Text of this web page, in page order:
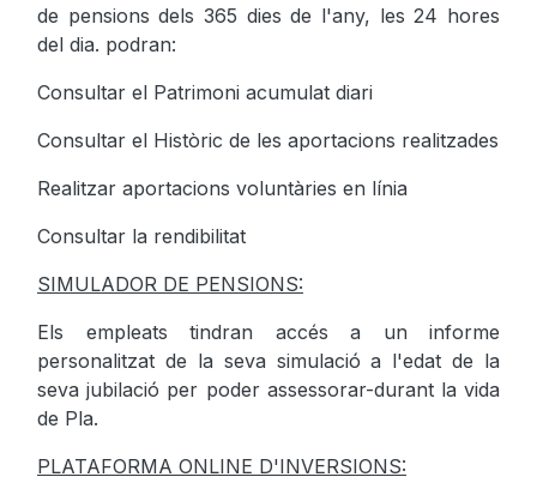
de pensions dels 365 dies de l'any, les 24 hores
del dia. podran:
Consultar el Patrimoni acumulat diari
Consultar el Històric de les aportacions realitzades
Realitzar aportacions voluntàries en línia
Consultar la rendibilitat
SIMULADOR DE PENSIONS:
Els empleats tindran accés a un informe
personalitzat de la seva simulació a l'edat de la
seva jubilació per poder assessorar-durant la vida
de Pla.
PLATAFORMA ONLINE D'INVERSIONS: